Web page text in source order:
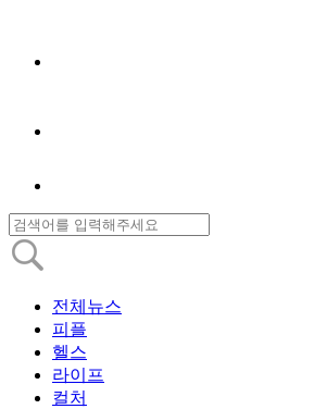
전체뉴스
피플
헬스
라이프
컬처